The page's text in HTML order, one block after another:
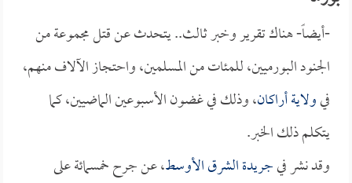
-أيضاً- هناك تقرير وخبر ثالث.. يتحدث عن قتل مجموعة من
الجنود البورميين، للمئات من المسلمين، واحتجاز الآلاف منهم،
فيولاية أراكان، وذلك في غضون الأسبوعين الماضيين، كما
يتكلم ذلك الخبر.
وقد نشر فيجريدة الشرق الأوسط، عن جرح خمسمائة على